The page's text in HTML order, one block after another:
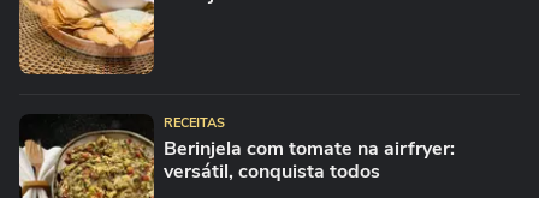
RECEITAS
Berinjela com tomate na airfryer:
versátil, conquista todos